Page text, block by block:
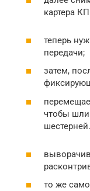
картера
теперь
передачи;
затем,
чтобы
шестерней.
то же